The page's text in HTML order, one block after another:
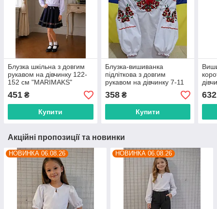
Блузка шкільна з довгим
рукавом на дівчинку 122-
152 см "MARIMAKS"
купити недорого від
прямого постачальника
451 ₴
Купити
Блузка-вишиванка
підліткова з довгим
рукавом на дівчинку 7-11
років "VYSHYVANKA"
недорогого від прямого
постачальника
358₴
Купити
від
632
Акційні пропозиції та новинки
НОВИНКА 06.08.26 НОВИНКА 06.08.26